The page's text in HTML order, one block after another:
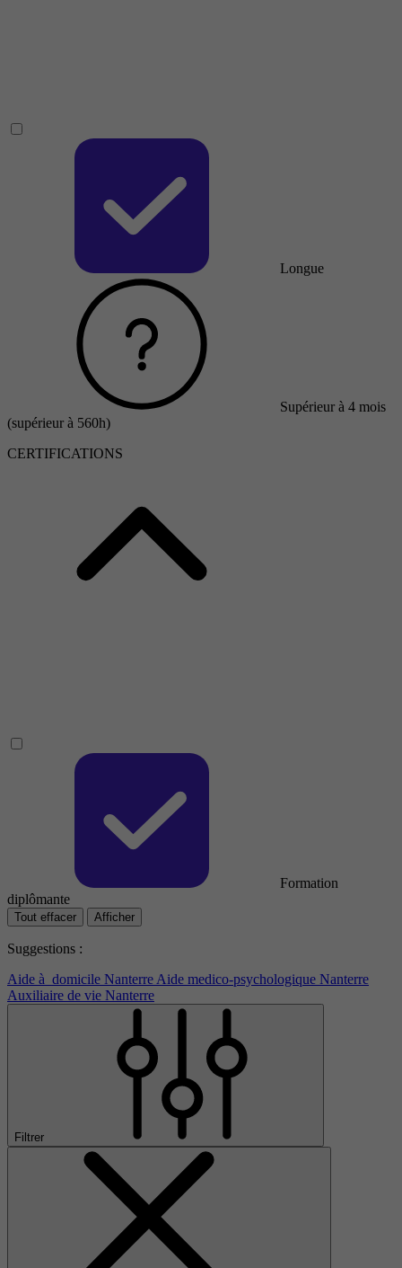
Longue
Supérieur à 4 mois
(supérieur à 560h)
CERTIFICATIONS
Formation
diplômante
Tout effacer Afficher
Suggestions :
Aide à domicile Nanterre Aide medico-psychologique Nanterre
Auxiliaire de vie Nanterre
Filtrer